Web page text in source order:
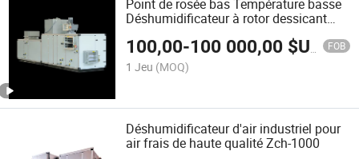
Point de rosée bas Température basse
Déshumidificateur à rotor dessicant
100,00-100 000,00 $US FOB
1 Jeu (MOQ)
Déshumidificateur d'air industriel pour
air frais de haute qualité Zch-1000